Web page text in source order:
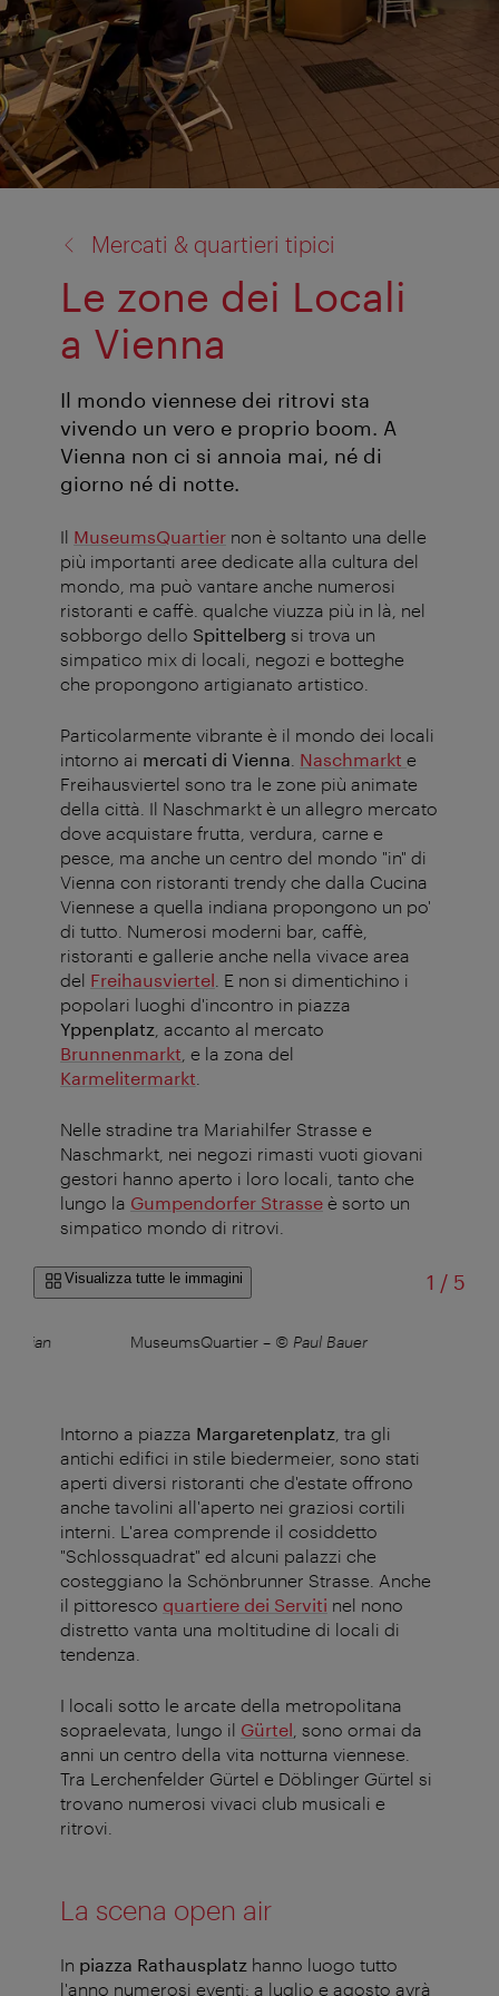
Mercati & quartieri tipici
Le zone dei Locali
a Vienna
Il mondo viennese dei ritrovi sta
vivendo un vero e proprio boom. A
Vienna non ci si annoia mai, né di
giorno né di notte.
Il MuseumsQuartier non è soltanto una delle
più importanti aree dedicate alla cultura del
mondo, ma può vantare anche numerosi
ristoranti e caffè. qualche viuzza più in là, nel
sobborgo dello Spittelberg si trova un
simpatico mix di locali, negozi e botteghe
che propongono artigianato artistico.
Particolarmente vibrante è il mondo dei locali
intorno ai mercati di Vienna Naschmarkt e
Freihausviertel sono tra le zone più animate
della città. Il Naschmarkt è un allegro mercato
dove acquistare frutta, verdura, carne e
pesce, ma anche un centro del mondo "in" di
Vienna con ristoranti trendy che dalla Cucina
Viennese a quella indiana propongono un po'
di tutto. Numerosi moderni bar, caffè,
ristoranti e gallerie anche nella vivace area
del Freihausviertel . E non si dimentichino i
popolari luoghi d'incontro in piazza
Yppenplatz , accanto al mercato
Brunnenmarkt , e la zona del
Karmelitermarkt
Nelle stradine tra Mariahilfer Strasse e
Naschmarkt, nei negozi rimasti vuoti giovani
gestori hanno aperto i loro locali, tanto che
lungo la Gumpendorfer Strasse è sorto un
simpatico mondo di ritrovi.
Visualizza tutte le immagini 1 /di
5
MuseumsQuartier – © Paul Bauer
Intorno a piazza Margaretenplatz , tra gli
antichi edifici in stile biedermeier, sono stati
aperti diversi ristoranti che d'estate offrono
anche tavolini all'aperto nei graziosi cortili
interni. L'area comprende il cosiddetto
"Schlossquadrat" ed alcuni palazzi che
costeggiano la Schönbrunner Strasse. Anche
il pittoresco quartiere dei Serviti nel nono
distretto vanta una moltitudine di locali di
tendenza.
I locali sotto le arcate della metropolitana
sopraelevata, lungo il Gürtel , sono ormai da
anni un centro della vita notturna viennese.
Tra Lerchenfelder Gürtel e Döblinger Gürtel si
trovano numerosi vivaci club musicali e
ritrovi.
La scena open air
In piazza Rathausplatz hanno luogo tutto
l'anno numerosi eventi: a luglio e agosto avrà